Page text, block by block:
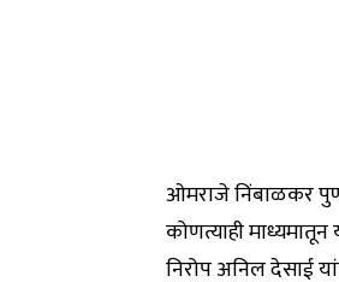
ओमराजे निंबाळकर
कोणत्याही
निरोप अनिल देसाई